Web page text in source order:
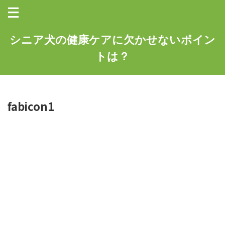
シニア犬の健康ケアに欠かせないポイン
トは？
fabicon1